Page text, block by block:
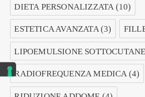
DIETA PERSONALIZZATA (10)
ESTETICA AVANZATA(3)
LIPOEMULSIONE
RADIOFREQUENZA MEDICA(4)